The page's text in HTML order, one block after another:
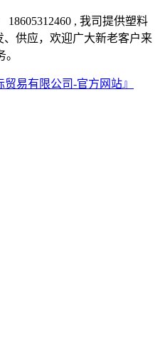
, 我司提供塑料
、供应，欢迎广大新老客户来